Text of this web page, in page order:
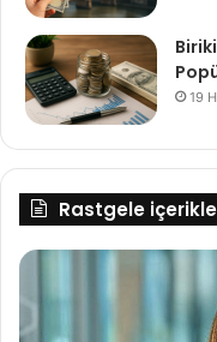
19
Rastgele
AbbVie
İş